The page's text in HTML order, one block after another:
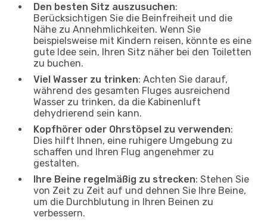
Den besten Sitz auszusuchen:
Berücksichtigen Sie die Beinfreiheit und die
Nähe zu Annehmlichkeiten. Wenn Sie
beispielsweise mit Kindern reisen, könnte es eine
gute Idee sein, Ihren Sitz näher bei den Toiletten
zu buchen.
Viel Wasser zu trinken: Achten Sie darauf,
während des gesamten Fluges ausreichend
Wasser zu trinken, da die Kabinenluft
dehydrierend sein kann.
Kopfhörer oder Ohrstöpsel zu verwenden:
Dies hilft Ihnen, eine ruhigere Umgebung zu
schaffen und Ihren Flug angenehmer zu
gestalten.
Ihre Beine regelmäßig zu strecken: Stehen Sie
von Zeit zu Zeit auf und dehnen Sie Ihre Beine,
um die Durchblutung in Ihren Beinen zu
verbessern.